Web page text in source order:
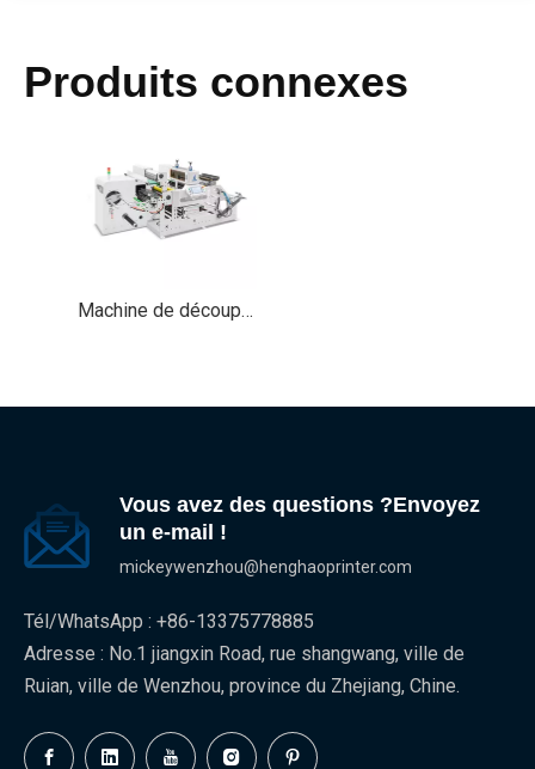
Produits connexes
Machine de découpe à rembobinage rouleau à rouleau, machine de découpe rotative semi/complète
Vous avez des questions ?Envoyez
un e-mail !
mickeywenzhou@henghaoprinter.com
Tél/WhatsApp : +86-13375778885
Adresse : No.1 jiangxin Road, rue shangwang, ville de
Ruian, ville de Wenzhou, province du Zhejiang, Chine.